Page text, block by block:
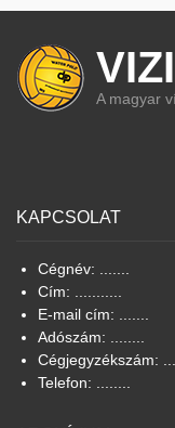
A magyar
KAPCSOLAT
Cégnév: .......
Cím: ...........
E-mail cím: .......
Adószám: ........
Cégjegyzékszám:
Telefon: ........